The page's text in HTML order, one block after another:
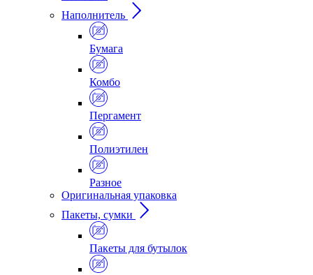
Наполнитель
Бумага
Комбо
Пергамент
Полиэтилен
Разное
Оригинальная упаковка
Пакеты, сумки
Пакеты для бутылок